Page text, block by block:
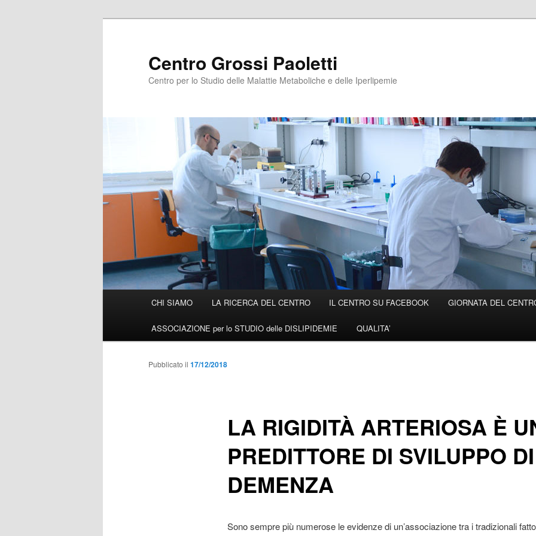
Centro Grossi Paoletti
Centro per lo Studio delle Malattie Metaboliche e delle Iperlipemie
Vai
al
contenuto
CHI SIAMO LA RICERCA DEL CENTRO IL CENTRO SU FACEBOOK GIORNATA DEL
ASSOCIAZIONE per lo STUDIO delle DISLIPIDEMIE QUALITA’
LA RIGIDITÀ ARTERIOSA È
PREDITTORE DI SVILUPPO DI
DEMENZA
Pubblicato il 17/12/2018
Sono sempre più numerose le evidenze di un’associazione tra i tradizionali